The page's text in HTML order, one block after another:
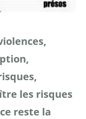
les risques
reste la